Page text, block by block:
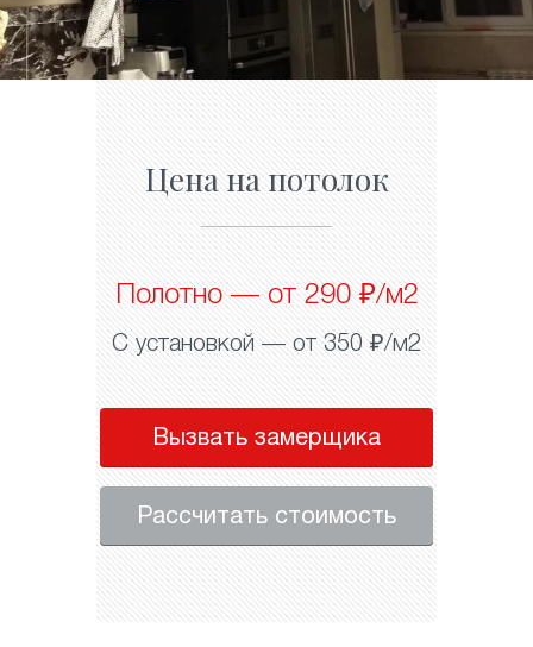
Цена на потолок
Полотно — от 290 ₽/м2
С установкой — от 350 ₽/м2
Вызвать замерщика
Рассчитать стоимость